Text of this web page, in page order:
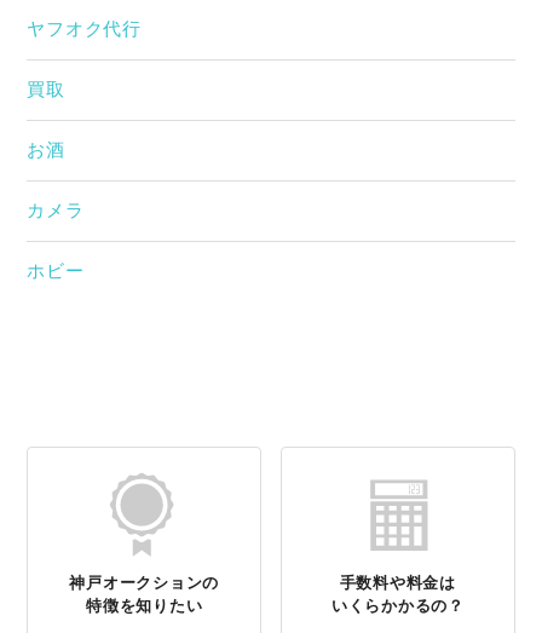
ヤフオク代行
買取
お酒
カメラ
ホビー
神戸オークションの
特徴を知りたい
手数料や料金は
いくらかかるの？